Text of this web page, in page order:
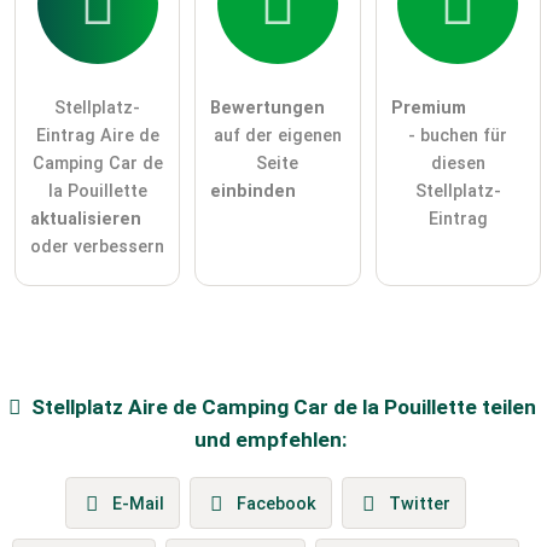
Stellplatz-
Eintrag Aire de
Camping Car de
la Pouillette
aktualisieren
oder verbessern
Bewertungen
auf der eigenen
Seite
einbinden
Premium
- buchen für
diesen
Stellplatz-
Eintrag
StellplatzAire de Camping Car de la Pouillette teilen
und empfehlen:
E-Mail Facebook Twitter